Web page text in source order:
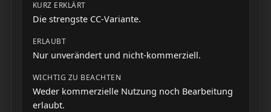
Die strengste CC-Variante.
Nur unverändert und nicht-kommerziell.
Weder kommerzielle Nutzung noch Bearbeitung
erlaubt.